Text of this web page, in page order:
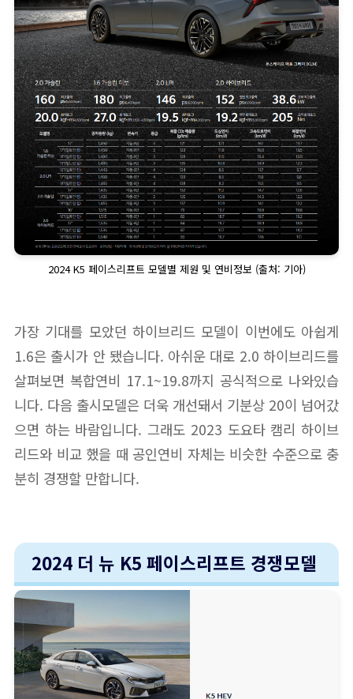
2024 K5 페이스리프트 모델별 제원 및 연비정보 (출처: 기아)
가장 기대를 모았던 하이브리드 모델이 이번에도 아쉽게
1.6은 출시가 안 됐습니다. 아쉬운 대로 2.0 하이브리드를
살펴보면 복합연비 17.1~19.8까지 공식적으로 나와있습
니다. 다음 출시모델은 더욱 개선돼서 기분상 20이 넘어갔
으면 하는 바람입니다. 그래도 2023 도요타 캠리 하이브
리드와 비교 했을 때 공인연비 자체는 비슷한 수준으로 충
분히 경쟁할 만합니다.
2024 더 뉴 K5 페이스리프트 경쟁모델